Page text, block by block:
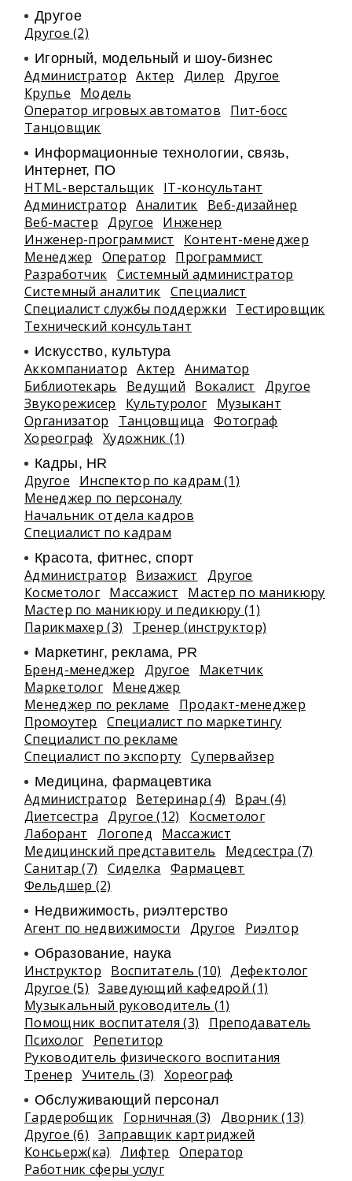
Другое
Другое (2)
Игорный, модельный и шоу-бизнес
Администратор Актер Дилер
Другое
Крупье
Модель
Оператор игровых автоматов
Пит-босс
Танцовщик
Информационные технологии, связь,
Интернет, ПО
HTML-верстальщик IT-консультант
Администратор
Аналитик
Веб-дизайнер
Веб-мастер
Другое
Инженер
Инженер-программист
Контент-менеджер
Менеджер
Оператор
Программист
Разработчик Системный администратор
Системный аналитик Специалист
Специалист службы поддержки
Тестировщик
Технический консультант
Искусство, культура
Аккомпаниатор Актер
Аниматор
Библиотекарь
Ведущий Вокалист
Другое
Звукорежисер
Культуролог
Музыкант
Организатор
Танцовщица
Фотограф
Хореограф
Художник (1)
Кадры, HR
Другое
Инспектор по кадрам (1)
Менеджер по персоналу
Начальник отдела кадров
Специалист по кадрам
Красота, фитнес, спорт
Администратор Визажист
Другое
Косметолог Массажист
Мастер по маникюру
Мастер по маникюру и педикюру (1)
Парикмахер (3)
Тренер (инструктор)
Маркетинг, реклама, PR
Бренд-менеджер Другое
Макетчик
Маркетолог Менеджер
Менеджер по рекламе
Продакт-менеджер
Промоутер
Специалист по маркетингу
Специалист по рекламе
Специалист по экспорту Супервайзер
Медицина, фармацевтика
Администратор Ветеринар (4)
Врач (4)
Диетсестра
Другое (12)
Косметолог
Лаборант
Логопед
Массажист
Медицинский представитель
Медсестра (7)
Санитар (7)
Сиделка
Фармацевт
Фельдшер (2)
Недвижимость, риэлтeрство
Агент по недвижимости Другое Риэлтор
Образование, наука
Инструктор Воспитатель (10)
Дефектолог
Другое (5)
Заведующий кафедрой (1)
Музыкальный руководитель (1)
Помощник воспитателя (3)
Преподаватель
Психолог
Репетитор
Руководитель физического воспитания
Тренер Учитель (3) Хореограф
Обслуживающий персонал
Гардеробщик Горничная (3)
Дворник (13)
Другое (6)
Заправщик картриджей
Консьерж(ка)
Лифтер
Оператор
Работник сферы услуг